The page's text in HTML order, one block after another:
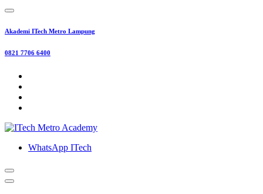
Akademi ITech Metro Lampung
0821 7706 6400
WhatsApp ITech